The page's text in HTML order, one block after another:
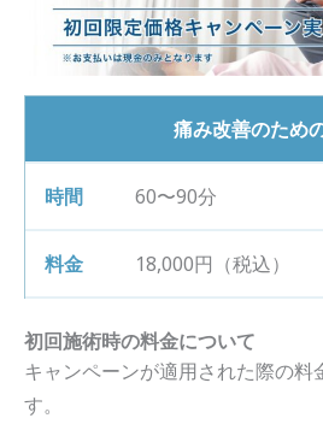
痛み改善のため
60〜90分
18,000円（税込）
初回施術時の料金について
キャンペーンが適用された際の料
す。